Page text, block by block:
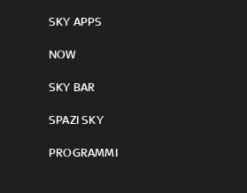
SKY APPS
NOW
SKY BAR
SPAZI SKY
PROGRAMMI